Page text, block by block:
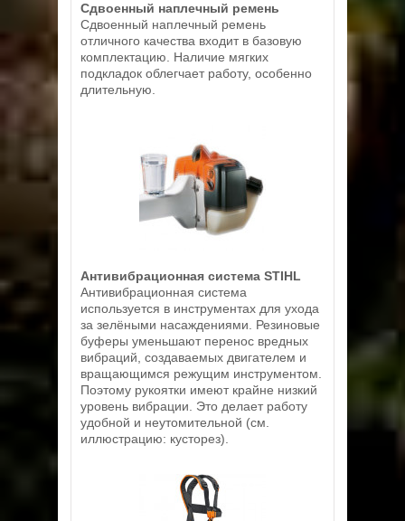
Сдвоенный наплечный ремень
Сдвоенный наплечный ремень
отличного качества входит в базовую
комплектацию. Наличие мягких
подкладок облегчает работу, особенно
длительную.
Антивибрационная система STIHL
Антивибрационная система
используется в инструментах для ухода
за зелёными насаждениями. Резиновые
буферы уменьшают перенос вредных
вибраций, создаваемых двигателем и
вращающимся режущим инструментом.
Поэтому рукоятки имеют крайне низкий
уровень вибрации. Это делает работу
удобной и неутомительной (см.
иллюстрацию: кусторез).